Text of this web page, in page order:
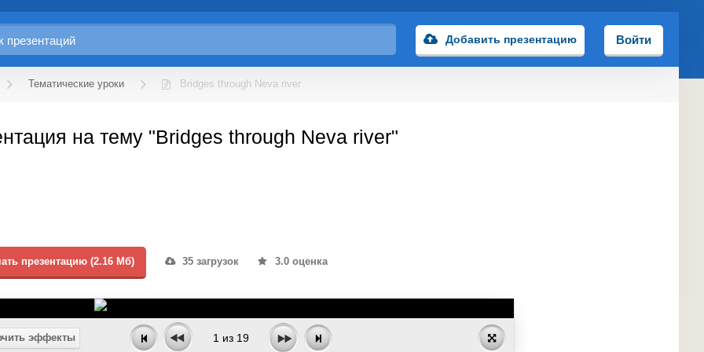
Добавить презентацию Войти
Тематические уроки Bridges through Neva river
на тему "Bridges through Neva river"
презентацию (2.16 Мб) 35 загрузок 3.0 оценка
эффекты 1 из 19